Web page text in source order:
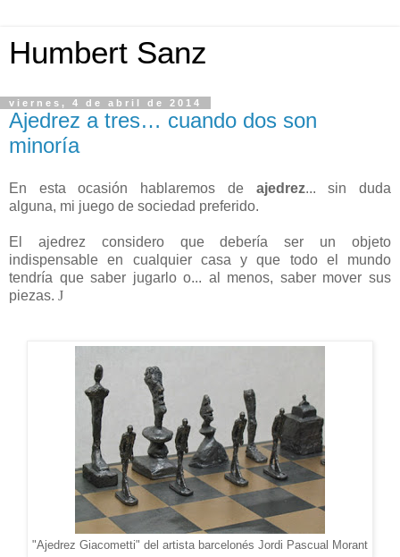
Humbert Sanz
viernes, 4 de abril de 2014
Ajedrez a tres… cuando dos son
minoría
En esta ocasión hablaremos de ajedrez... sin duda
alguna, mi juego de sociedad preferido.
El ajedrez considero que debería ser un objeto
indispensable en cualquier casa y que todo el mundo
tendría que saber jugarlo o... al menos, saber mover sus
piezas. J
"Ajedrez Giacometti" del artista barcelonés Jordi Pascual Morant